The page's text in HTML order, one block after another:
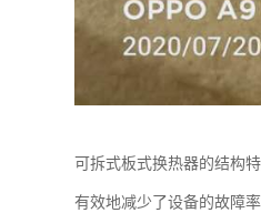
可拆式板式换热器的结构
有效地减少了设备的故障